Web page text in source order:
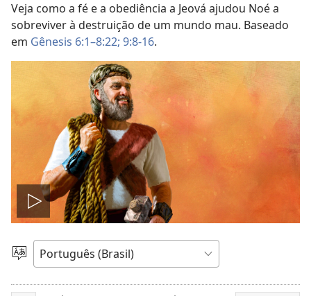
Veja como a fé e a obediência a Jeová ajudou Noé a
sobreviver à destruição de um mundo mau. Baseado
em Gênesis 6:1–8:22; 9:8-16.
Reproduzir
vídeo
Escolher
idioma